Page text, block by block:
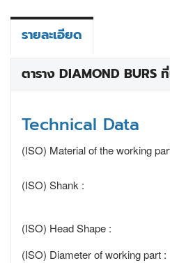
รายละเอียด
ตาราง DIAMOND BURS
Technical Data
(ISO) Material of the working
(ISO) Shank :
(ISO) Head Shape :
(ISO) Diameter of working part :